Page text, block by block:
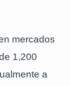
mercados
1,200
a